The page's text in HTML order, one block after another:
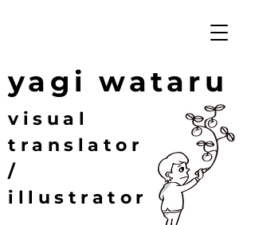
yagi wataru
visual
translator
/
illustrator